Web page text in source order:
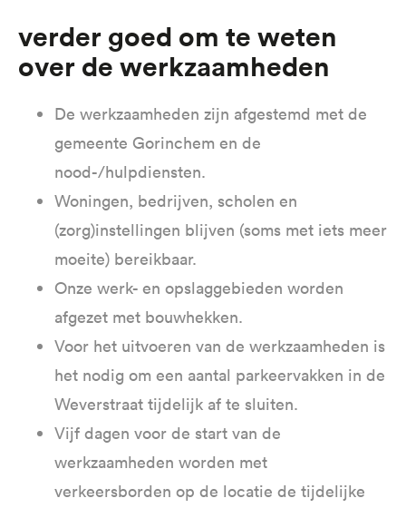
verder goed om te weten
over de werkzaamheden
De werkzaamheden zijn afgestemd met de
gemeente Gorinchem en de
nood-/hulpdiensten.
Woningen, bedrijven, scholen en
(zorg)instellingen blijven (soms met iets meer
moeite) bereikbaar.
Onze werk- en opslaggebieden worden
afgezet met bouwhekken.
Voor het uitvoeren van de werkzaamheden is
het nodig om een aantal parkeervakken in de
Weverstraat tijdelijk af te sluiten.
Vijf dagen voor de start van de
werkzaamheden worden met
verkeersborden op de locatie de tijdelijke